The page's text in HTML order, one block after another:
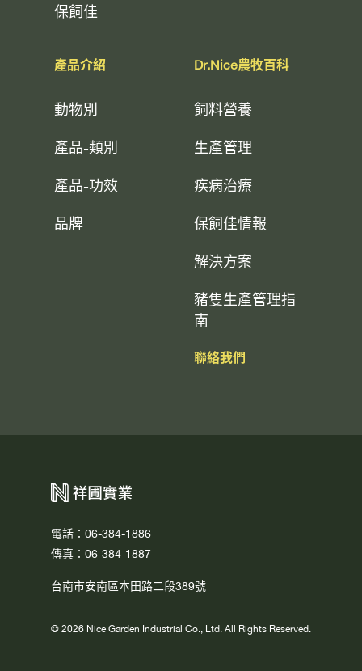
保飼佳
產品介紹
動物別
產品-類別
產品-功效
品牌
Dr.Nice農牧百科
飼料營養
生產管理
疾病治療
保飼佳情報
解決方案
豬隻生產管理指
南
聯絡我們
電話：06-384-1886
傳真：06-384-1887
台南市安南區本田路二段389號
© 2026 Nice Garden Industrial Co., Ltd. All Rights Reserved.